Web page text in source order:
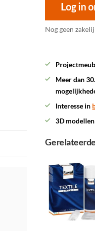
Log in
Nog geen
Meer dan
Interesse in
3D